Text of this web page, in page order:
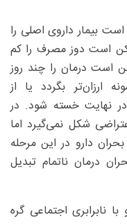
بیمار داروی اصلی را
است دوز مصرف را کم
است درمان را چند روز
ارزان‌تر بگردد یا از
در نهایت خسته شود. در
شکل نمی‌گیرد اما
دارو در این مرحله
درمان ناتمام تبدیل
نابرابری اجتماعی گره